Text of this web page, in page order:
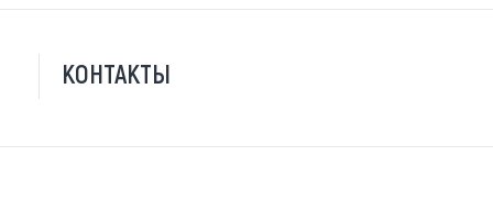
КОНТАКТЫ